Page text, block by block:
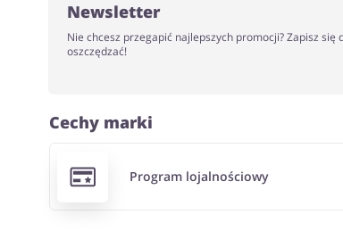
Newsletter
Nie chcesz przegapić najlepszych promocji? Zapisz
oszczędzać!
Cechy marki
Program lojalnościowy